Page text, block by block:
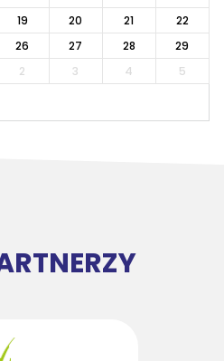
19 20 21
22
26 27 28
29
2 3 4 5